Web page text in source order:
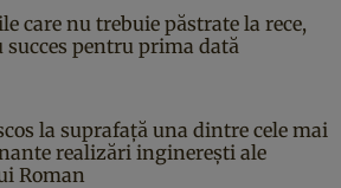
care nu trebuie păstrate la rece,
succes pentru prima dată
la suprafață una dintre cele mai
realizări inginerești ale
Roman